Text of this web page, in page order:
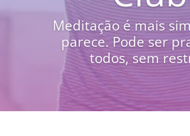
Meditação é mais
parece. Pode ser
todos, sem